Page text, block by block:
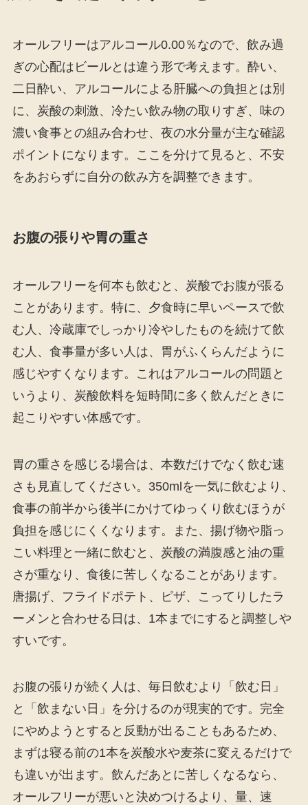
オールフリーはアルコール0.00％なので、飲み過
ぎの心配はビールとは違う形で考えます。酔い、
二日酔い、アルコールによる肝臓への負担とは別
に、炭酸の刺激、冷たい飲み物の取りすぎ、味の
濃い食事との組み合わせ、夜の水分量が主な確認
ポイントになります。ここを分けて見ると、不安
をあおらずに自分の飲み方を調整できます。
お腹の張りや胃の重さ
オールフリーを何本も飲むと、炭酸でお腹が張る
ことがあります。特に、夕食時に早いペースで飲
む人、冷蔵庫でしっかり冷やしたものを続けて飲
む人、食事量が多い人は、胃がふくらんだように
感じやすくなります。これはアルコールの問題と
いうより、炭酸飲料を短時間に多く飲んだときに
起こりやすい体感です。
胃の重さを感じる場合は、本数だけでなく飲む速
さも見直してください。350mlを一気に飲むより、
食事の前半から後半にかけてゆっくり飲むほうが
負担を感じにくくなります。また、揚げ物や脂っ
こい料理と一緒に飲むと、炭酸の満腹感と油の重
さが重なり、食後に苦しくなることがあります。
唐揚げ、フライドポテト、ピザ、こってりしたラ
ーメンと合わせる日は、1本までにすると調整しや
すいです。
お腹の張りが続く人は、毎日飲むより「飲む日」
と「飲まない日」を分けるのが現実的です。完全
にやめようとすると反動が出ることもあるため、
まずは寝る前の1本を炭酸水や麦茶に変えるだけで
も違いが出ます。飲んだあとに苦しくなるなら、
オールフリーが悪いと決めつけるより、量、速